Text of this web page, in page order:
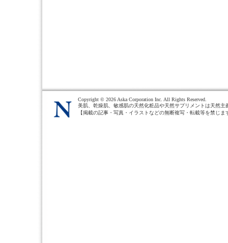
Copyright © 2026 Aska Corporation Inc. All Rights Reserved.
美肌、乾燥肌、敏感肌の天然化粧品や天然サプリメントは天然主
【掲載の記事・写真・イラストなどの無断複写・転載等を禁じま